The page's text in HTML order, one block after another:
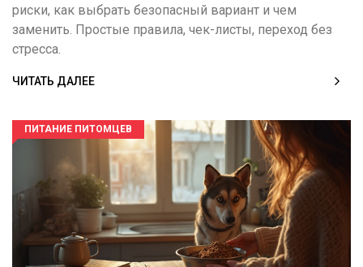
риски, как выбрать безопасный вариант и чем
заменить. Простые правила, чек-листы, переход без
стресса.
ЧИТАТЬ ДАЛЕЕ
ПИТАНИЕ ПИТОМЦЕВ